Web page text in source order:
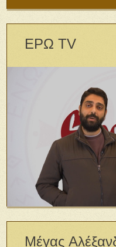
ΕΡΩ TV
Μέγας